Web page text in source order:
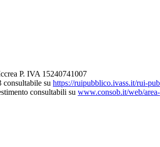
P. IVA 15240741007
su https://ruipubblico.ivass.it/rui-
consultabili su www.consob.it/web/